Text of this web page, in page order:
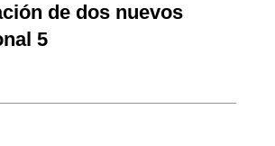
de dos nuevos
5